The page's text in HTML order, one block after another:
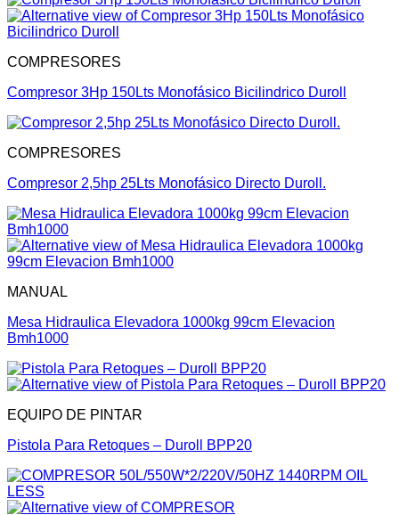
COMPRESORES
Compresor 3Hp 150Lts Monofásico Bicilindrico Duroll
COMPRESORES
Compresor 2,5hp 25Lts Monofásico Directo Duroll.
MANUAL
Mesa Hidraulica Elevadora 1000kg 99cm Elevacion
Bmh1000
EQUIPO DE PINTAR
Pistola Para Retoques – Duroll BPP20